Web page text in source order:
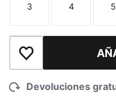
Talla
3
Talla
4 5
Añadir a la lista de
Devoluciones